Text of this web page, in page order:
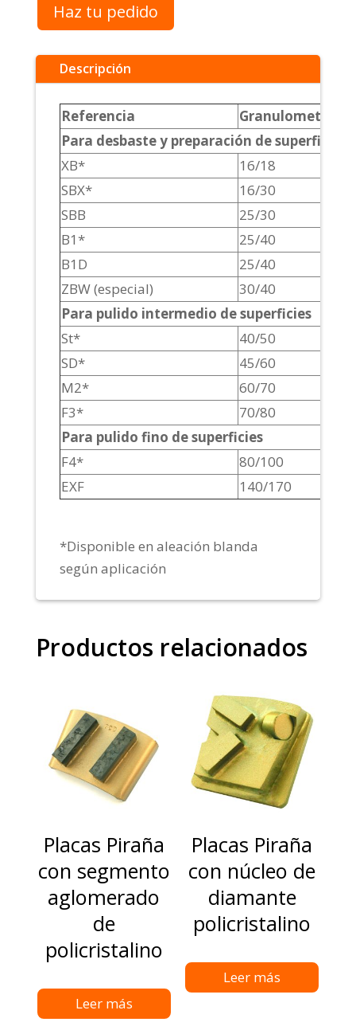
Haz tu pedido
Descripción
Referencia
Granulometría
Para desbaste y preparación de superficies
XB*
16/18
SBX*
16/30
SBB
25/30
B1*
25/40
B1D
25/40
ZBW (especial)
30/40
Para pulido intermedio de superficies
St*
40/50
SD*
45/60
M2*
60/70
F3*
70/80
Para pulido fino de superficies
F4*
80/100
EXF
140/170
*Disponible en aleación blanda
según aplicación
Productos relacionados
Placas Piraña
con segmento
aglomerado
de
policristalino
Leer más
Placas Piraña
con núcleo de
diamante
policristalino
Leer más